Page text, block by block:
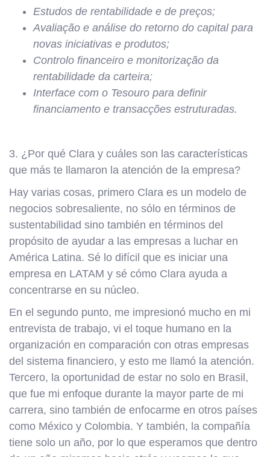
Estudos de rentabilidade e de preços;
Avaliação e análise do retorno do capital para
novas iniciativas e produtos;
Controlo financeiro e monitorização da
rentabilidade da carteira;
Interface com o Tesouro para definir
financiamento e transacções estruturadas.
3. ¿Por qué Clara y cuáles son las características
que más te llamaron la atención de la empresa?
Hay varias cosas, primero Clara es un modelo de
negocios sobresaliente, no sólo en términos de
sustentabilidad sino también en términos del
propósito de ayudar a las empresas a luchar en
América Latina. Sé lo difícil que es iniciar una
empresa en LATAM y sé cómo Clara ayuda a
concentrarse en su núcleo.
En el segundo punto, me impresionó mucho en mi
entrevista de trabajo, vi el toque humano en la
organización en comparación con otras empresas
del sistema financiero, y esto me llamó la atención.
Tercero, la oportunidad de estar no solo en Brasil,
que fue mi enfoque durante la mayor parte de mi
carrera, sino también de enfocarme en otros países
como México y Colombia. Y también, la compañía
tiene solo un año, por lo que esperamos que dentro